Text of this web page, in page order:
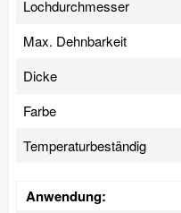
Lochdurchmesser
Max. Dehnbarkeit
Dicke
Farbe
Temperaturbeständig
Anwendung: